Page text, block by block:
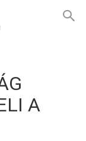
A